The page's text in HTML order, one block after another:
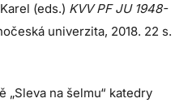
(eds.) KVV PF JU 1948-
univerzita, 2018. 22 s.
„Sleva na šelmu“ katedry